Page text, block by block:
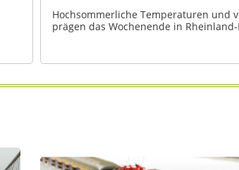
Hochsommerliche Temperaturen und
prägen das Wochenende in